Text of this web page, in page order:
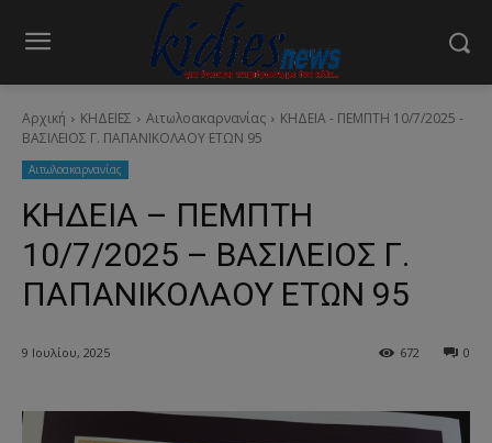
Αρχική ΚΗΔΕΙΕΣ Aιτωλοακαρνανίας
ΚΗΔΕΙΑ - ΠΕΜΠΤΗ 10/7/2025 -
ΒΑΣΙΛΕΙΟΣ Γ. ΠΑΠΑΝΙΚΟΛΑΟΥ ΕΤΩΝ 95
Aιτωλοακαρνανίας
ΚΗΔΕΙΑ – ΠΕΜΠΤΗ
10/7/2025 – ΒΑΣΙΛΕΙΟΣ Γ.
ΠΑΠΑΝΙΚΟΛΑΟΥ ΕΤΩΝ 95
9 Ιουλίου, 2025 0
672